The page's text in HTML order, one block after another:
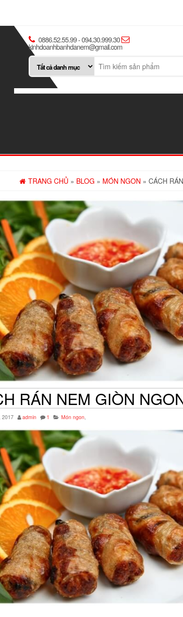
0886.52.55.99 - 094.30.999.30
kinhdoanhbanhdanem@gmail.com
TRANG CHỦ » BLOG » MÓN NGON » CÁCH
RÁN NEM GIÒN
2017 admin 1 Món ngon,